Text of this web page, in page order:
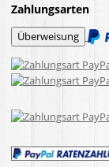
Zahlungsarten